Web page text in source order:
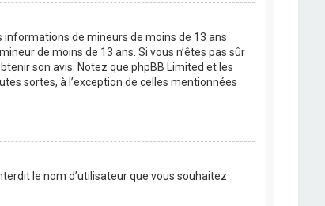
de mineurs de moins de 13 ans
de moins de 13 ans. Si vous n’êtes pas sûr
son avis. Notez que phpBB Limited et les
sortes, à l’exception de celles mentionnées
le nom d’utilisateur que vous souhaitez